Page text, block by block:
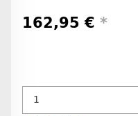
162,95 € *